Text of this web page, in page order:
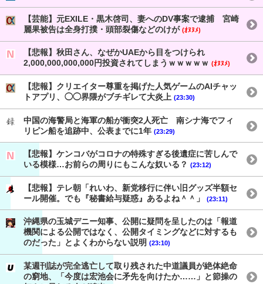
【芸能】元EXILE・黒木啓司、妻へのDV事案で逮捕 宮崎
麗果被告は全身打撲・頭部裂傷などのけが (ｵﾇﾇﾒ)
【悲報】秋田さん、なぜかUAEから目をつけられ
2,000,000,000,000円投資されてしまうｗｗｗｗｗ (ｵﾇﾇﾒ)
【悲報】クリエイター尊重を掲げた人気ゲームのAIチャッ
トアプリ、◯◯界隈がブチギレて大炎上 (23:30)
中国の海警局と海軍の船が衝突2人死亡 南シナ海でフィ
リピン船を追跡中、公表までに1年 (23:29)
【悲報】ケンコバがコロナの特殊すぎる後遺症に苦しんで
いる模様…お前らの周りにもこんな奴いる？ (23:12)
【悲報】テレ朝「れいわ、新党移行に伴い旧グッズ半額セ
ール開催。でも『秘書給与疑惑』あるよね＾＾」
(23:11)
沖縄県の玉城デニー知事、公開に疑問を呈したのは「報道
機関による公開ではなく、公開タイミングなどに対するも
のだった」とよくわからない説明 (23:10)
某週刊誌が完全逃亡して取り残された中道議員が絶体絶命
の窮地、「今度は宏池会に矛先を向けたか……」と節操の